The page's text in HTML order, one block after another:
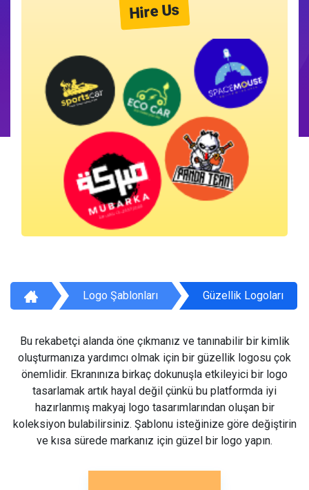
Hire Us
Logo Şablonları Güzellik Logoları
Bu rekabetçi alanda öne çıkmanız ve tanınabilir bir kimlik
oluşturmanıza yardımcı olmak için bir güzellik logosu çok
önemlidir. Ekranınıza birkaç dokunuşla etkileyici bir logo
tasarlamak artık hayal değil çünkü bu platformda iyi
hazırlanmış makyaj logo tasarımlarından oluşan bir
koleksiyon bulabilirsiniz. Şablonu isteğinize göre değiştirin
ve kısa sürede markanız için güzel bir logo yapın.